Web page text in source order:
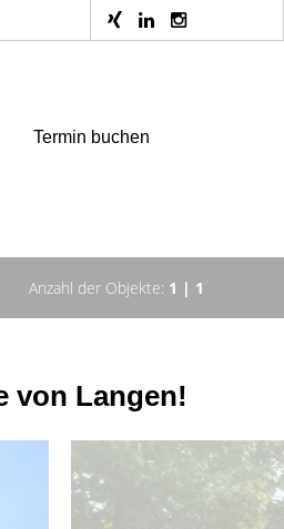
Termin buchen
Anzahl der Objekte: 1 | 1
von Langen!